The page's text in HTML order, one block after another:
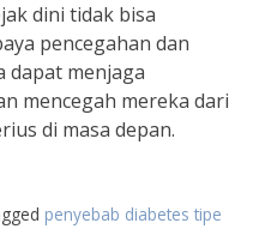
dini tidak bisa
pencegahan dan
dapat menjaga
mencegah mereka dari
di masa depan.
penyebab diabetes tipe